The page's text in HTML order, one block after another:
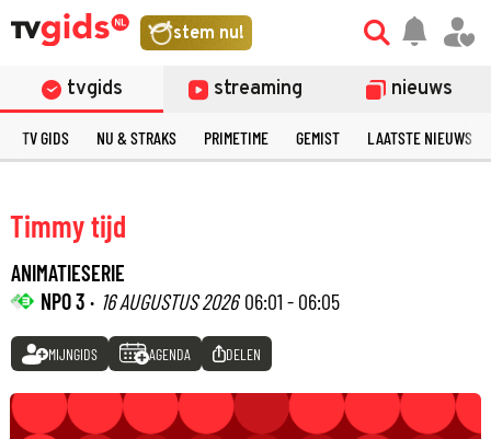
stem nu!
tvgids streaming nieuws
TV GIDS NU & STRAKS PRIMETIME GEMIST LAATSTE NIEUWS
Timmy tijd
ANIMATIESERIE
NPO 3 · 16 AUGUSTUS 2026 06:01 - 06:05
MIJNGIDS AGENDA DELEN